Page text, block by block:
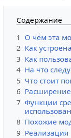
Содержание
1 О чём эта
2 Как
3 Как
4 На что
5 Что стоит
6
7 Функции
8 Похожие
9 Реализация